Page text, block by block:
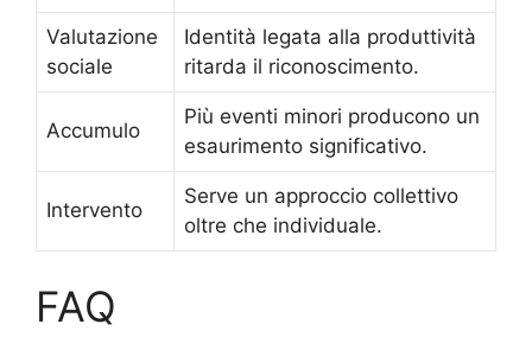
Valutazione
sociale
Identità legata alla produttività
ritarda il riconoscimento.
Accumulo
Più eventi minori producono un
esaurimento significativo.
Intervento
Serve un approccio collettivo
oltre che individuale.
FAQ